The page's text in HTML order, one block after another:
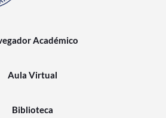
Académico
Aula Virtual
Biblioteca